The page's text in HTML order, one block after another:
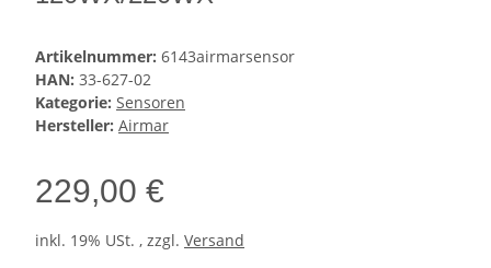
Artikelnummer: 6143airmarsensor
HAN: 33-627-02
Kategorie: Sensoren
Hersteller: Airmar
229,00 €
inkl. 19% USt. , zzgl. Versand